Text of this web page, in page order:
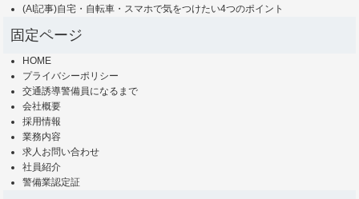
(AI記事)自宅・自転車・スマホで気をつけたい4つのポイント
固定ページ
HOME
プライバシーポリシー
交通誘導警備員になるまで
会社概要
採用情報
業務内容
求人お問い合わせ
社員紹介
警備業認定証